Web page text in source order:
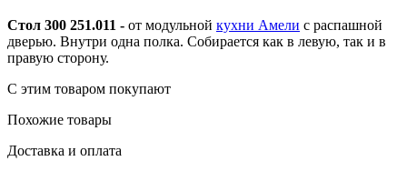
Стол 300 251.011 - от модульной кухни Амели с распашной
дверью. Внутри одна полка. Собирается как в левую, так и в
правую сторону.
С этим товаром покупают
Похожие товары
Доставка и оплата